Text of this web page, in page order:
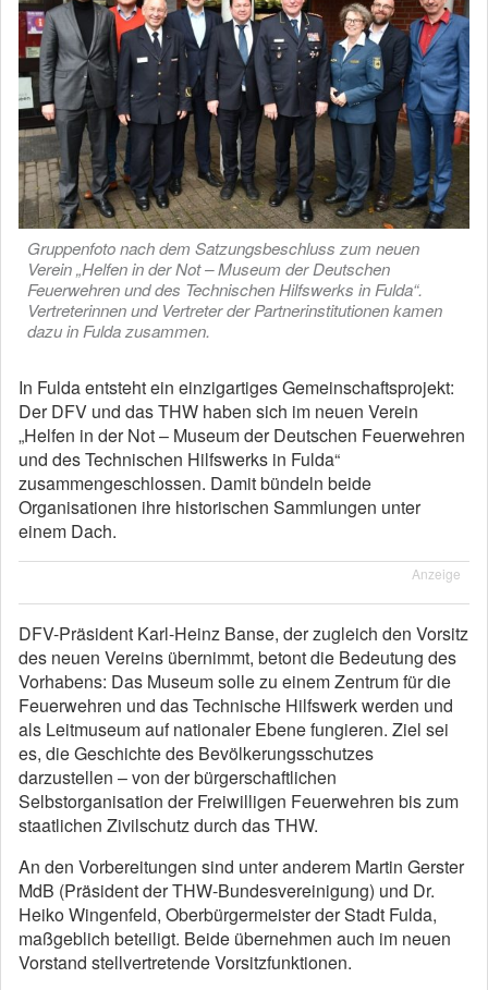
Gruppenfoto nach dem Satzungsbeschluss zum neuen
Verein „Helfen in der Not – Museum der Deutschen
Feuerwehren und des Technischen Hilfswerks in Fulda“.
Vertreterinnen und Vertreter der Partnerinstitutionen kamen
dazu in Fulda zusammen.
In Fulda entsteht ein einzigartiges Gemeinschaftsprojekt:
Der DFV und das THW haben sich im neuen Verein
„Helfen in der Not – Museum der Deutschen Feuerwehren
und des Technischen Hilfswerks in Fulda“
zusammengeschlossen. Damit bündeln beide
Organisationen ihre historischen Sammlungen unter
einem Dach.
Anzeige
DFV-Präsident Karl-Heinz Banse, der zugleich den Vorsitz
des neuen Vereins übernimmt, betont die Bedeutung des
Vorhabens: Das Museum solle zu einem Zentrum für die
Feuerwehren und das Technische Hilfswerk werden und
als Leitmuseum auf nationaler Ebene fungieren. Ziel sei
es, die Geschichte des Bevölkerungsschutzes
darzustellen – von der bürgerschaftlichen
Selbstorganisation der Freiwilligen Feuerwehren bis zum
staatlichen Zivilschutz durch das THW.
An den Vorbereitungen sind unter anderem Martin Gerster
MdB (Präsident der THW-Bundesvereinigung) und Dr.
Heiko Wingenfeld, Oberbürgermeister der Stadt Fulda,
maßgeblich beteiligt. Beide übernehmen auch im neuen
Vorstand stellvertretende Vorsitzfunktionen.